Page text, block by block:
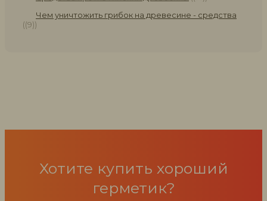
Чем уничтожить грибок на древесине - средства
(9)
Хотите купить хороший
герметик?